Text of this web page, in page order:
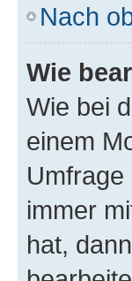
Nach
Wie
Wie bei
einem
immer
hat,